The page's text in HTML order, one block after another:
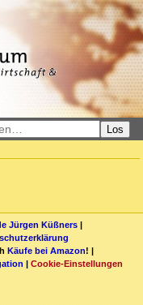
Los
Jürgen Küßners |
Käufe bei Amazon! |
| Cookie-Einstellungen